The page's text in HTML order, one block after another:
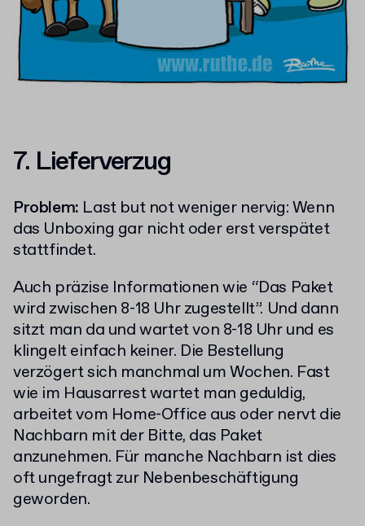
7. Lieferverzug
Problem: Last but not weniger nervig: Wenn
das Unboxing gar nicht oder erst verspätet
stattfindet.
Auch präzise Informationen wie “Das Paket
wird zwischen 8-18 Uhr zugestellt”. Und dann
sitzt man da und wartet von 8-18 Uhr und es
klingelt einfach keiner. Die Bestellung
verzögert sich manchmal um Wochen. Fast
wie im Hausarrest wartet man geduldig,
arbeitet vom Home-Office aus oder nervt die
Nachbarn mit der Bitte, das Paket
anzunehmen. Für manche Nachbarn ist dies
oft ungefragt zur Nebenbeschäftigung
geworden.